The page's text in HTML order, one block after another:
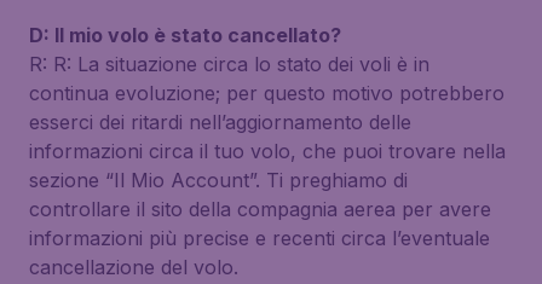
D: Il mio volo è stato cancellato?
R: R: La situazione circa lo stato dei voli è in
continua evoluzione; per questo motivo potrebbero
esserci dei ritardi nell’aggiornamento delle
informazioni circa il tuo volo, che puoi trovare nella
sezione “Il Mio Account”. Ti preghiamo di
controllare il sito della compagnia aerea per avere
informazioni più precise e recenti circa l’eventuale
cancellazione del volo.